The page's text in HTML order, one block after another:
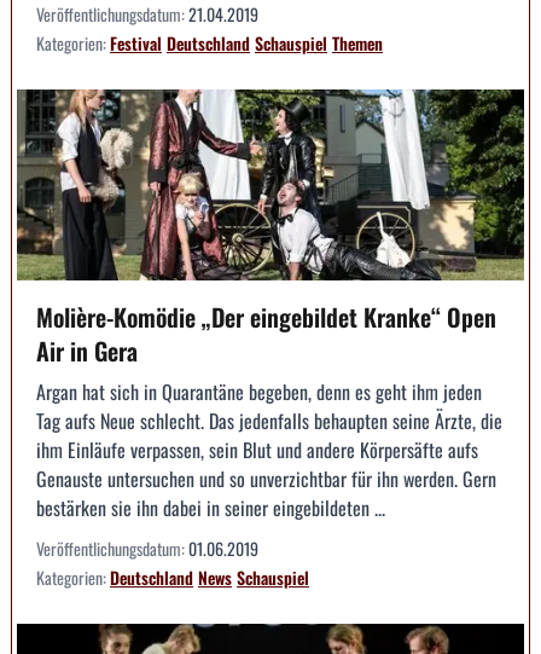
Veröffentlichungsdatum:21.04.2019
Kategorien:Festival DeutschlandSchauspiel Themen
Molière-Komödie „Der eingebildet Kranke“ Open
Air in Gera
Argan hat sich in Quarantäne begeben, denn es geht ihm jeden
Tag aufs Neue schlecht. Das jedenfalls behaupten seine Ärzte, die
ihm Einläufe verpassen, sein Blut und andere Körpersäfte aufs
Genauste untersuchen und so unverzichtbar für ihn werden. Gern
bestärken sie ihn dabei in seiner eingebildeten ...
Veröffentlichungsdatum:01.06.2019
Kategorien:DeutschlandNewsSchauspiel